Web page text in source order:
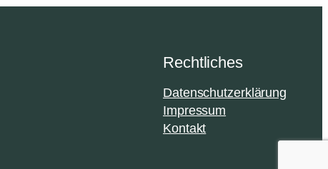
Rechtliches
Datenschutzerklärung
Impressum
Kontakt